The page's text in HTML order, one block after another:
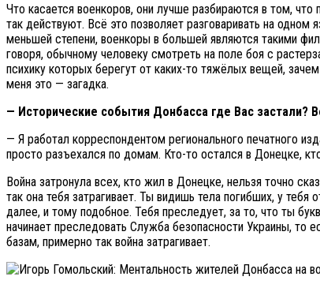
Что касается военкоров, они лучше разбираются в том,
так действуют. Всё это позволяет разговаривать на
меньшей степени, военкоры в большей являются такими
говоря, обычному человеку смотреть на поле боя с
психику которых берегут от каких-то тяжёлых вещей,
меня это — загадка.
— Исторические события Донбасса где Вас застали?
— Я работал корреспондентом регионального печатного
просто разъехался по домам. Кто-то остался в Донецке,
Война затронула всех, кто жил в Донецке, нельзя точно
так она тебя затрагивает. Ты видишь тела погибших, у
далее, и тому подобное. Тебя преследует, за то, что ты
начинает преследовать Служба безопасности Украины, то
базам, примерно так война затрагивает.